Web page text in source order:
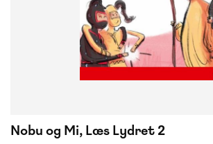
Nobu og Mi, Læs Lydret 2